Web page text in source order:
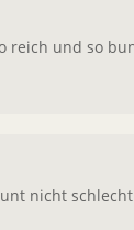
reich und so
nicht